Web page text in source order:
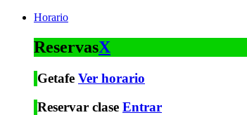
Horario
ReservasX
Getafe Ver horario
Reservar clase Entrar